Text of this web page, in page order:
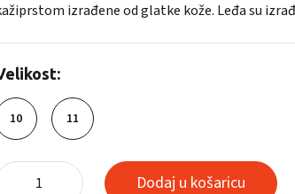
izrađene od glatke kože. Leđa su
10 11
Dodaj u košaricu